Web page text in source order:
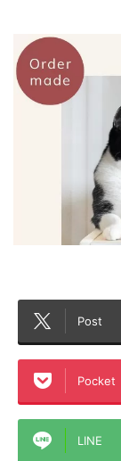
Post
Pocket
LINE